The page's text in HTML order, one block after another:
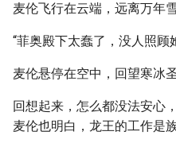
麦伦飞行在云端，远离万年雪
“菲奥殿下太蠢了，没人照顾
麦伦悬停在空中，回望寒冰圣
回想起来，怎么都没法安心
麦伦也明白，龙王的工作是